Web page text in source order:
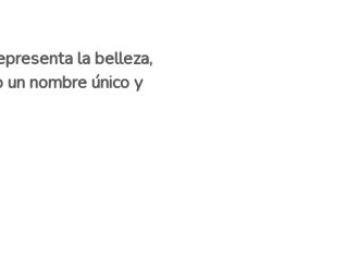
la belleza,
nombre único y